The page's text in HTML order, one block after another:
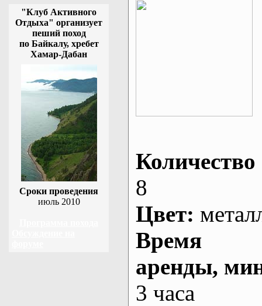
"Клуб Активного
Отдыха" организует
пеший поход
по Байкалу, хребет
Хамар-Дабан
Сроки проведения
июль 2010
Количество
8
Цвет:
Время
аренды,
3 часа